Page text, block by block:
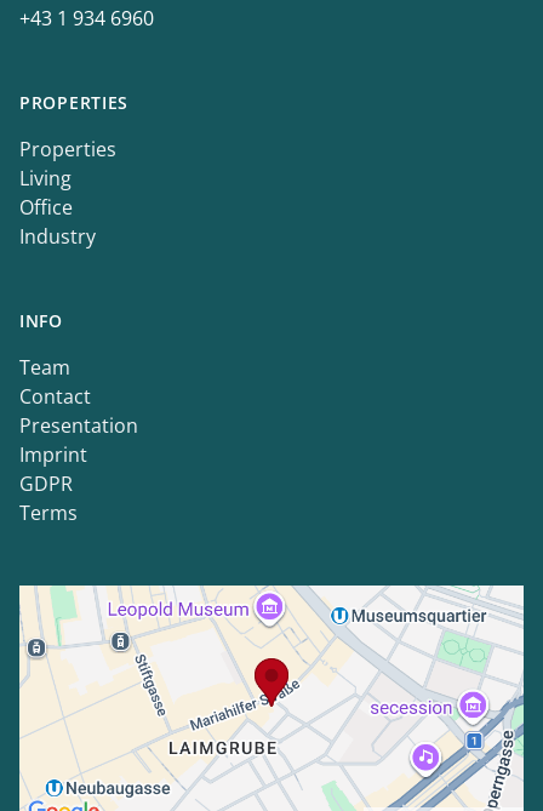
+43 1 934 6960
PROPERTIES
Properties
Living
Office
Industry
INFO
Team
Contact
Presentation
Imprint
GDPR
Terms